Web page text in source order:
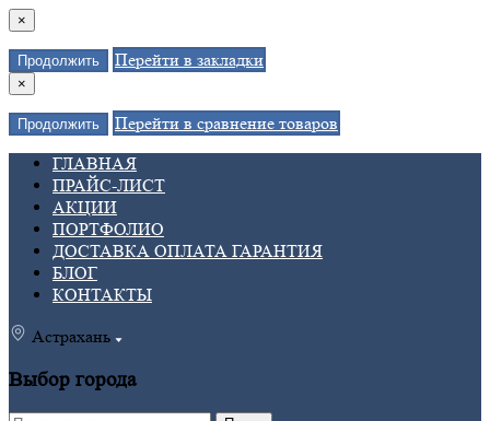
×
Продолжить Перейти в закладки
×
Продолжить
Перейти в сравнение товаров
ГЛАВНАЯ
ПРАЙС-ЛИСТ
АКЦИИ
ПОРТФОЛИО
ДОСТАВКА ОПЛАТА ГАРАНТИЯ
БЛОГ
КОНТАКТЫ
Астрахань
Выбор города